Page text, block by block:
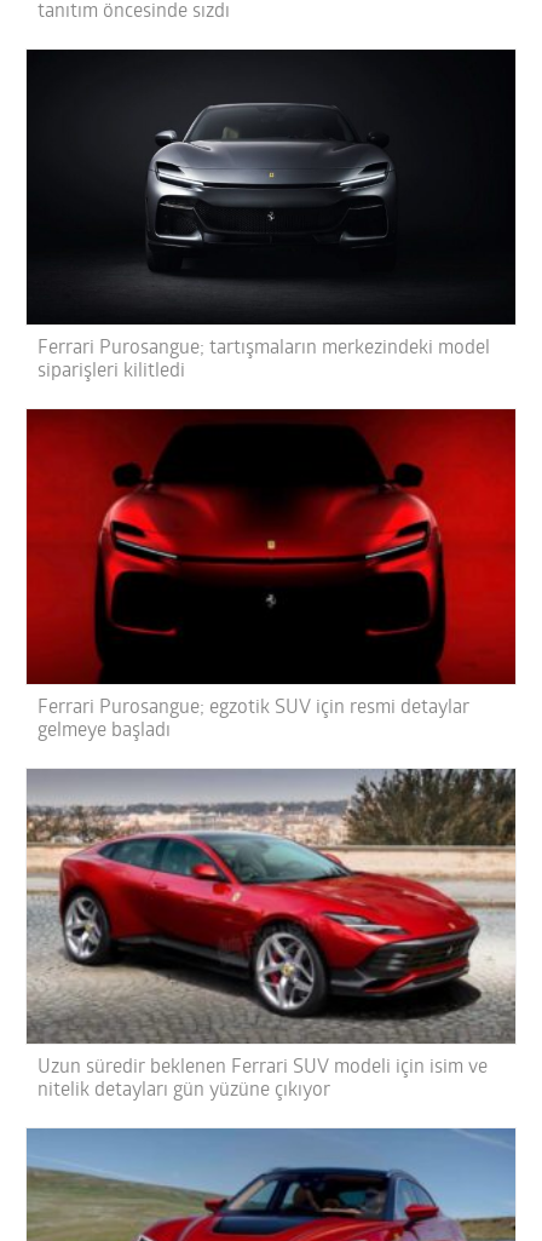
tanıtım öncesinde sızdı
Ferrari Purosangue; tartışmaların merkezindeki model
siparişleri kilitledi
Ferrari Purosangue; egzotik SUV için resmi detaylar
gelmeye başladı
Uzun süredir beklenen Ferrari SUV modeli için isim ve
nitelik detayları gün yüzüne çıkıyor